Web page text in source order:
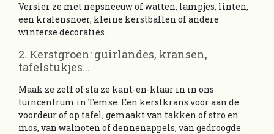
Versier ze met nepsneeuw of watten, lampjes, linten,
een kralensnoer, kleine kerstballen of andere
winterse decoraties.
2. Kerstgroen: guirlandes, kransen,
tafelstukjes...
Maak ze zelf of sla ze kant-en-klaar in in ons
tuincentrum in Temse. Een kerstkrans voor aan de
voordeur of op tafel, gemaakt van takken of stro en
mos, van walnoten of dennenappels, van gedroogde